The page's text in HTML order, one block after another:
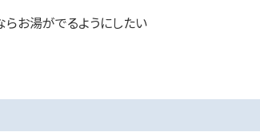
らお湯がでるようにしたい